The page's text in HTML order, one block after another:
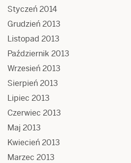
Styczeń 2014
Grudzień 2013
Listopad 2013
Październik 2013
Wrzesień 2013
Sierpień 2013
Lipiec 2013
Czerwiec 2013
Maj 2013
Kwiecień 2013
Marzec 2013